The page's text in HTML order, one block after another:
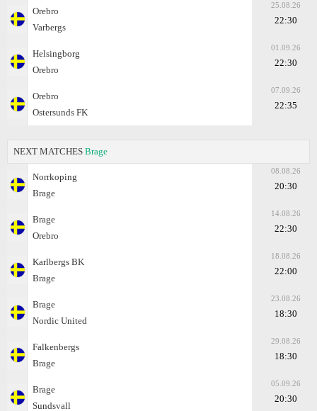
Orebro
Varbergs
25.08.26
22:30
Helsingborg
Orebro
01.09.26
22:30
Orebro
Ostersunds FK
07.09.26
22:35
NEXT MATCHES Brage
Norrkoping
Brage
08.08.26
20:30
Brage
Orebro
14.08.26
22:30
Karlbergs BK
Brage
18.08.26
22:00
Brage
Nordic United
23.08.26
18:30
Falkenbergs
Brage
29.08.26
18:30
Brage
Sundsvall
05.09.26
20:30